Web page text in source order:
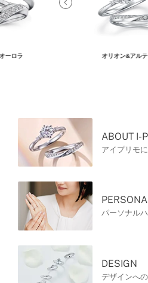
ーロラ オリオン&アル
ABOUT I-
アイプリモ
パーソナル
DESIGN
デザインへ